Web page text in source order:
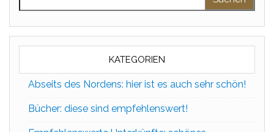
KATEGORIEN
Abseits des Nordens: hier ist es auch sehr schön!
Bücher: diese sind empfehlenswert!